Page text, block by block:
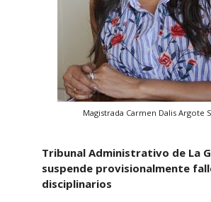
Magistrada Carmen Dalis Argote
Tribunal Administrativo de La
suspende provisionalmente
disciplinarios